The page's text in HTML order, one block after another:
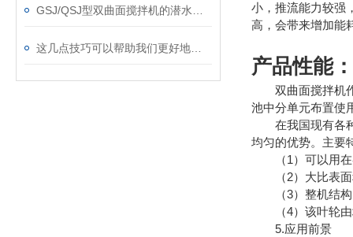
小，推流能力较强
高，会带来增加能
产品性能：
双曲面搅拌机作
池中分单元布置使
在我国现有各种
均匀的优势。主要
（1）可以用在
（2）大比表面
（3）整机结构
（4）该叶轮由
5.应用前景